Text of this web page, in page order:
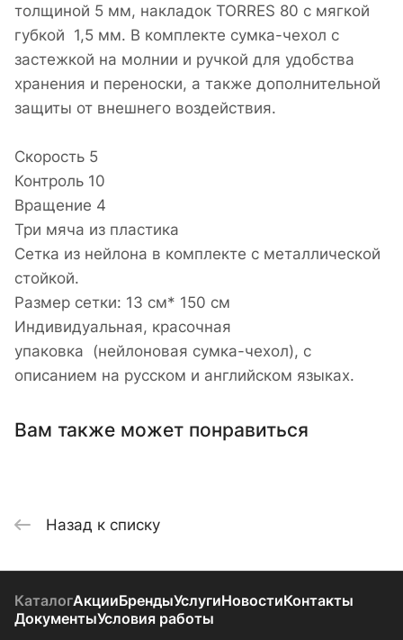
толщиной 5 мм, накладок TORRES 80 с мягкой
губкой 1,5 мм. В комплекте сумка-чехол с
застежкой на молнии и ручкой для удобства
хранения и переноски, а также дополнительной
защиты от внешнего воздействия.
Скорость 5
Контроль 10
Вращение 4
Три мяча из пластика
Сетка из нейлона в комплекте с металлической
стойкой.
Размер сетки: 13 см* 150 см
Индивидуальная, красочная
упаковка (нейлоновая сумка-чехол), с
описанием на русском и английском языках.
Вам также может понравиться
Назад к списку
КаталогАкцииБрендыУслугиНовостиКонтакты
ДокументыУсловия работы